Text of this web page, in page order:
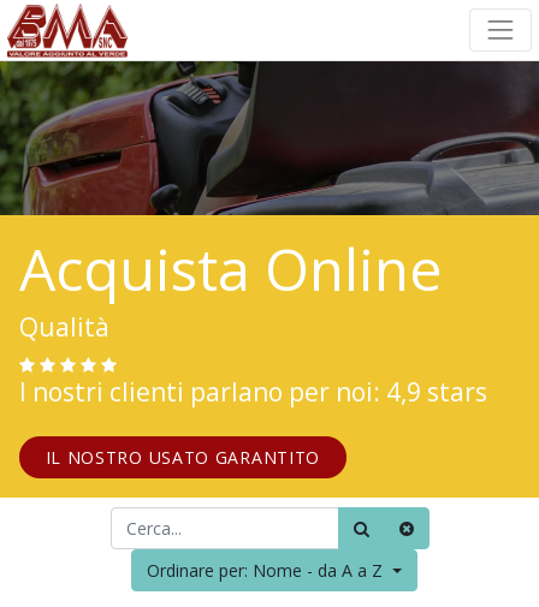
Acquista Online
Qualità
I nostri clienti parlano per noi: 4,9 stars
IL NOSTRO USATO GARANTITO
Ordinare per: Nome - da A a Z